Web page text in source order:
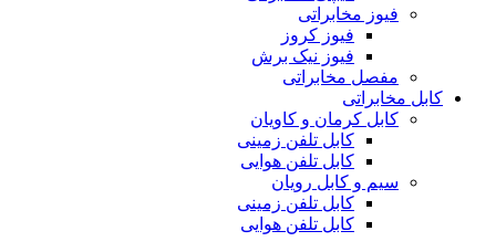
فیوز مخابراتی
فیوز کروز
فیوز نیک برش
مفصل مخابراتی
کابل مخابراتی
کابل کرمان و کاویان
کابل تلفن زمینی
کابل تلفن هوایی
سیم و کابل رویان
کابل تلفن زمینی
کابل تلفن هوایی